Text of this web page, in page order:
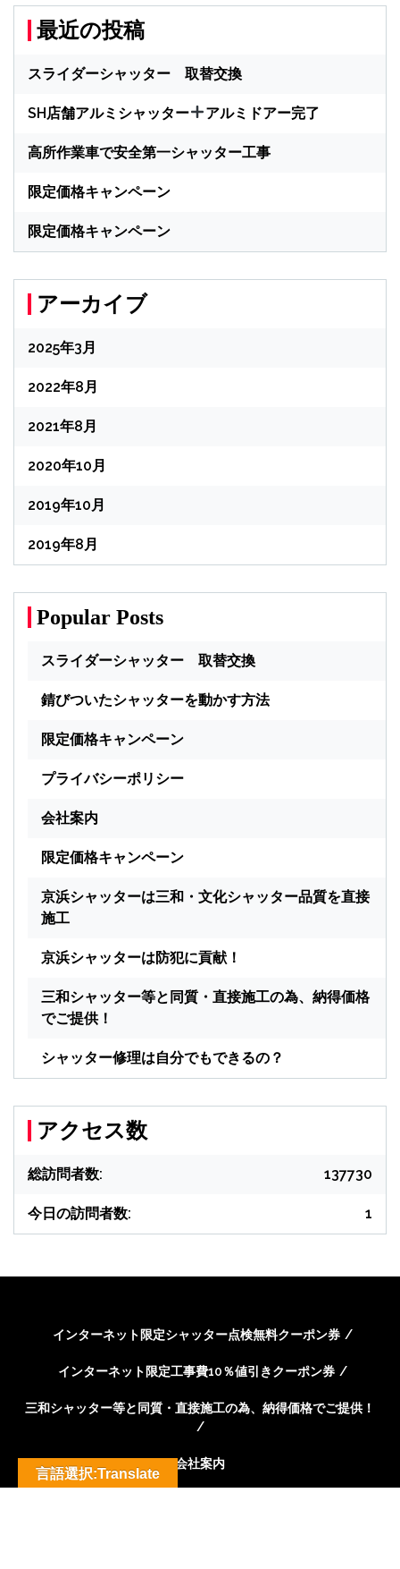
最近の投稿
スライダーシャッター 取替交換
SH店舗アルミシャッター アルミドアー完了
高所作業車で安全第一シャッター工事
限定価格キャンペーン
限定価格キャンペーン
アーカイブ
2025年3月
2022年8月
2021年8月
2020年10月
2019年10月
2019年8月
Popular Posts
スライダーシャッター 取替交換
錆びついたシャッターを動かす方法
限定価格キャンペーン
プライバシーポリシー
会社案内
限定価格キャンペーン
京浜シャッターは三和・文化シャッター品質を直接
施工
京浜シャッターは防犯に貢献！
三和シャッター等と同質・直接施工の為、納得価格
でご提供！
シャッター修理は自分でもできるの？
アクセス数
137730
総訪問者数:
1
今日の訪問者数:
インターネット限定シャッター点検無料クーポン券
インターネット限定工事費10％値引きクーポン券
三和シャッター等と同質・直接施工の為、納得価格でご提供！
会社案内
言語選択:Translate